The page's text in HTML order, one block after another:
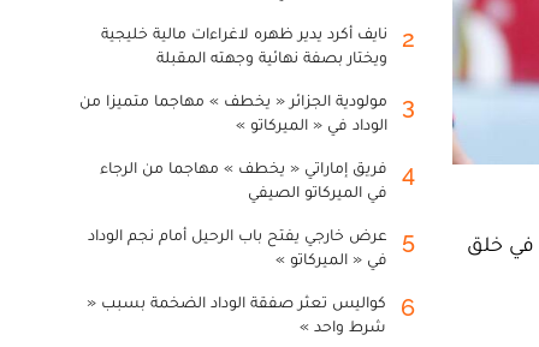
في خلق
2
نايف أكرد يدير ظهره لاغراءات مالية خليجية
ويختار بصفة نهائية وجهته المقبلة
3
مولودية الجزائر « يخطف » مهاجما متميزا من
الوداد في « الميركاتو »
4
فريق إماراتي « يخطف » مهاجما من الرجاء
في الميركاتو الصيفي
5
عرض خارجي يفتح باب الرحيل أمام نجم الوداد
في « الميركاتو »
6
كواليس تعثر صفقة الوداد الضخمة بسبب «
شرط واحد »